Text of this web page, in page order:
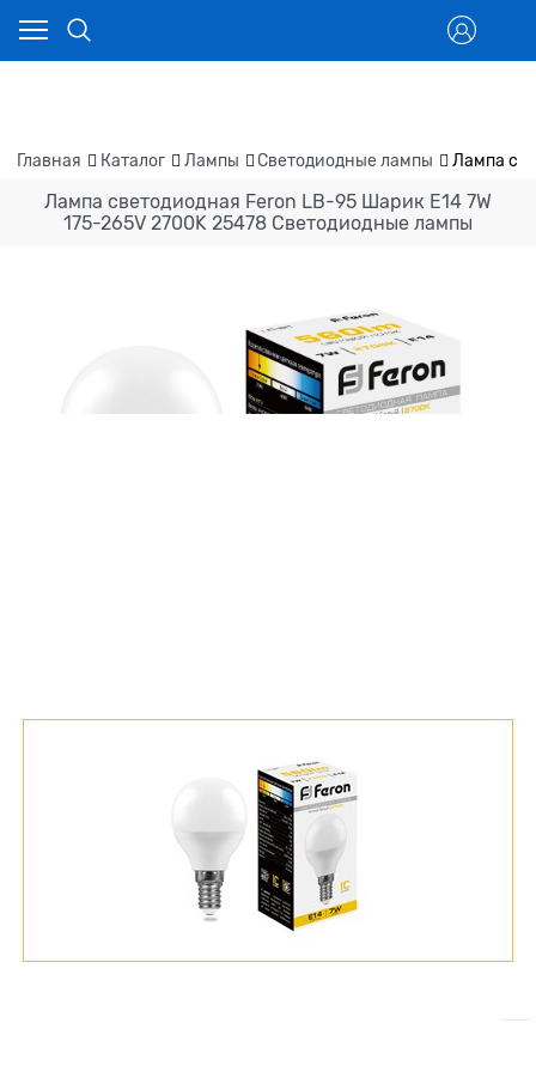
Главная Каталог Лампы Светодиодные лампы Лампа
Лампа светодиодная Feron LB-95 Шарик E14 7W
175-265V 2700K 25478 Светодиодные лампы